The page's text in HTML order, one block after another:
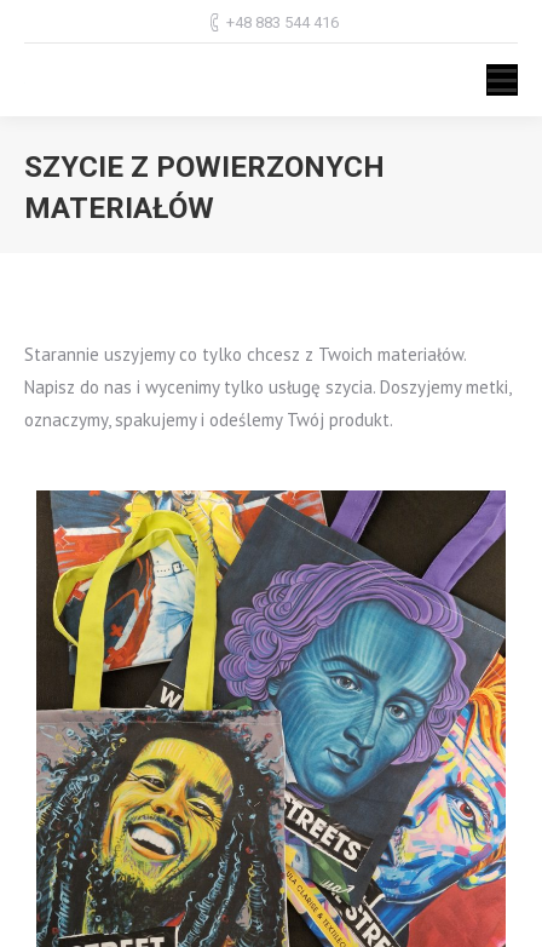
+48 883 544 416
SZYCIE Z POWIERZONYCH
MATERIAŁÓW
Starannie uszyjemy co tylko chcesz z Twoich materiałów.
Napisz do nas i wycenimy tylko usługę szycia. Doszyjemy metki,
oznaczymy, spakujemy i odeślemy Twój produkt.